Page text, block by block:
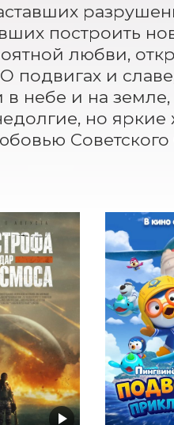
построить
любви,
подвигах и
в небе и на
но
Советского